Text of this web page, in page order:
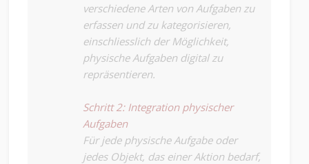
verschiedene Arten von Aufgaben zu
erfassen und zu kategorisieren,
einschliesslich der Möglichkeit,
physische Aufgaben digital zu
repräsentieren.
Schritt 2: Integration physischer
Aufgaben
Für jede physische Aufgabe oder
jedes Objekt, das einer Aktion bedarf,